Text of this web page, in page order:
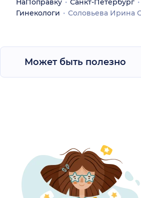
Гинекологи
Соловьева Ирина
Может быть полезно